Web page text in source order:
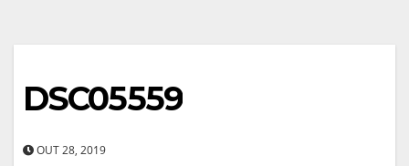
DSC05559
OUT 28, 2019